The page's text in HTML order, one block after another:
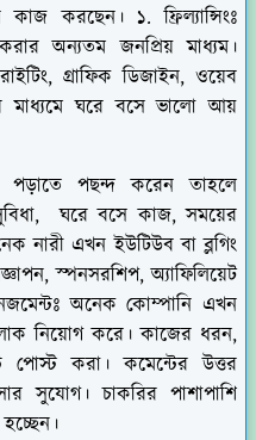
করছেন। ১. ফ্রিল্যান্সিংঃ
অন্যতম জনপ্রিয় মাধ্যম।
গ্রাফিক ডিজাইন, ওয়েব
মাধ্যমে ঘরে বসে ভালো আয়
পছন্দ করেন তাহলে
ঘরে বসে কাজ, সময়ের
নারী এখন ইউটিউব বা ব্লগিং
স্পনসরশিপ, অ্যাফিলিয়েট
অনেক কোম্পানি এখন
নিয়োগ করে। কাজের ধরন,
পোস্ট করা। কমেন্টের উত্তর
সুযোগ। চাকরির পাশাপাশি